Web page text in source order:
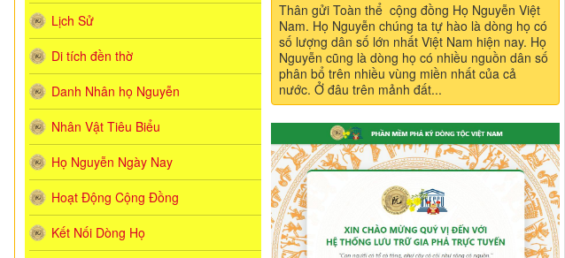
Thân gửi Toàn thể cộng đồng Họ Nguyễn Việt
Nam. Họ Nguyễn chúng ta tự hào là dòng họ có
số lượng dân số lớn nhất Việt Nam hiện nay. Họ
Nguyễn cũng là dòng họ có nhiều nguồn dân số
phân bổ trên nhiều vùng miền nhất của cả
nước. Ở đâu trên mảnh đất...
Lịch Sử
Di tích đền thờ
Danh Nhân họ Nguyễn
Nhân Vật Tiêu Biểu
Họ Nguyễn Ngày Nay
Hoạt Động Cộng Đồng
Kết Nối Dòng Họ